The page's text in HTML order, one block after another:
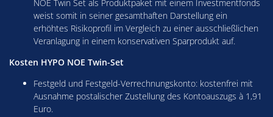
NOE Twin Set als Produktpaket mit einem Investmentfonds
weist somit in seiner gesamthaften Darstellung ein
erhöhtes Risikoprofil im Vergleich zu einer ausschließlichen
Veranlagung in einem konservativen Sparprodukt auf.
Kosten HYPO NOE Twin-Set
Festgeld und Festgeld-Verrechnungskonto: kostenfrei mit
Ausnahme postalischer Zustellung des Kontoauszugs à 1,91
Euro.